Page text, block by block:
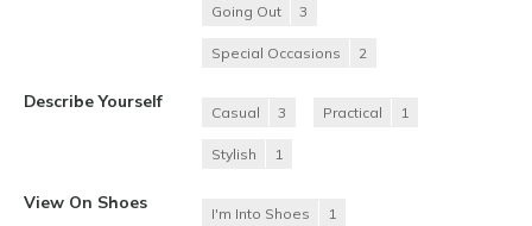
Going Out 3
Special Occasions 2
Describe Yourself
Casual 3 Practical 1
Stylish 1
View On Shoes
I'm Into Shoes 1